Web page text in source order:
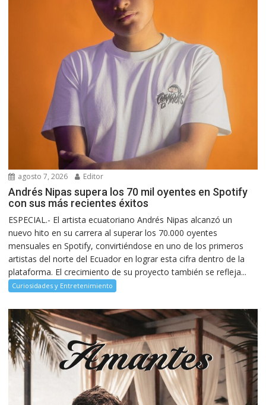
agosto 7, 2026 Editor
Andrés Nipas supera los 70 mil oyentes en Spotify
con sus más recientes éxitos
ESPECIAL.- El artista ecuatoriano Andrés Nipas alcanzó un
nuevo hito en su carrera al superar los 70.000 oyentes
mensuales en Spotify, convirtiéndose en uno de los primeros
artistas del norte del Ecuador en lograr esta cifra dentro de la
plataforma. El crecimiento de su proyecto también se refleja...
Curiosidades y Entretenimiento